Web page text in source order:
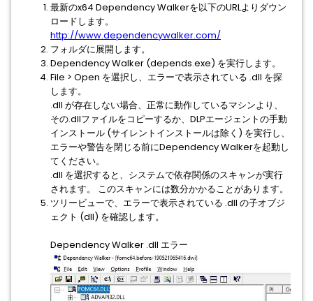
最新のx64 Dependency Walkerを以下のURLよりダウン
ロードします。
http://www.dependencywalker.com/
フォルダに展開します。
Dependency Walker (depends.exe) を実行します。
File > Open を選択し、エラーで表示されている .dll を探
します。
.dll が存在しない場合、正常に動作しているマシンより、
その.dllファイルをコピーするか、DLPエージェントの手動
インストール (サイレントインストールは除く) を実行し、
エラーや警告を閉じる前にDependency Walkerを起動し
てください。
.dll を選択すると、システムで依存関係のスキャンが実行
されます。 このスキャンには数分かかることがあります。
ツリービューで、エラーで表示されている .dll の子オブジ
ェクト (dll) を確認します。
Dependency Walker .dll エラー